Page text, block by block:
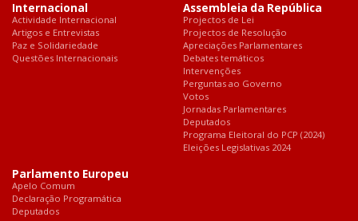
Internacional
Actividade Internacional
Artigos e Entrevistas
Paz e Solidariedade
Questões Internacionais
Assembleia da República
Projectos de Lei
Projectos de Resolução
Apreciações Parlamentares
Debates temáticos
Intervenções
Perguntas ao Governo
Votos
Jornadas Parlamentares
Deputados
Programa Eleitoral do PCP (2024)
Eleições Legislativas 2024
Parlamento Europeu
Apelo Comum
Declaração Programática
Deputados